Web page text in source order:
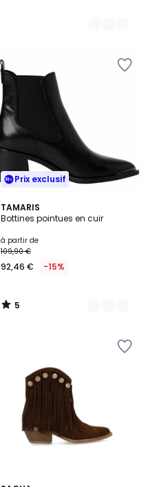
Prix exclusif
TAMARIS
Bottines pointues en cuir
à partir de
109,90 €
92,46 € -15%
5
/
6
Couleurs
5
/